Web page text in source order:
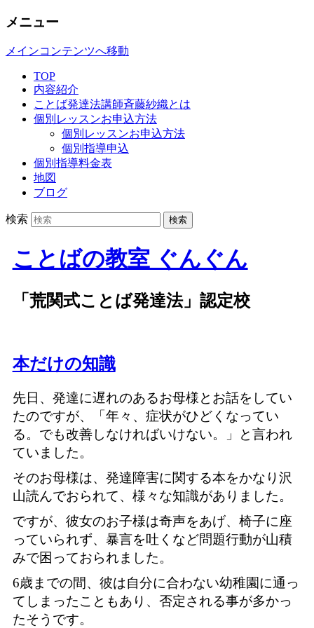
メニュー
メインコンテンツへ移動
TOP
内容紹介
ことば発達法講師斉藤紗織とは
個別レッスンお申込方法
個別レッスンお申込方法
個別指導申込
個別指導料金表
地図
ブログ
検索
ことばの教室 ぐんぐん
「荒関式ことば発達法」認定校
本だけの知識
先日、発達に遅れのあるお母様とお話をしてい
たのですが、「年々、症状がひどくなってい
る。でも改善しなければいけない。」と言われ
ていました。
そのお母様は、発達障害に関する本をかなり沢
山読んでおられて、様々な知識がありました。
ですが、彼女のお子様は奇声をあげ、椅子に座
っていられず、暴言を吐くなど問題行動が山積
みで困っておられました。
6歳までの間、彼は自分に合わない幼稚園に通っ
てしまったこともあり、否定される事が多かっ
たそうです。